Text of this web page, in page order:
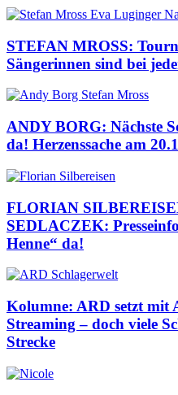
STEFAN MROSS:
Sängerinnen sind bei
ANDY BORG: Nächste
da! Herzenssache am
FLORIAN
SEDLACZEK:
Henne“ da!
Kolumne: ARD setzt mit
Streaming – doch viele
Strecke